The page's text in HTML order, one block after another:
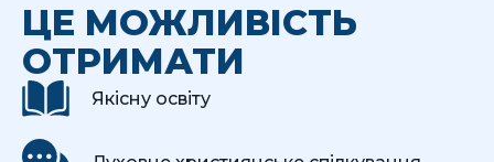
ЦЕ МОЖЛИВІСТЬ
ОТРИМАТИ
Якісну освіту